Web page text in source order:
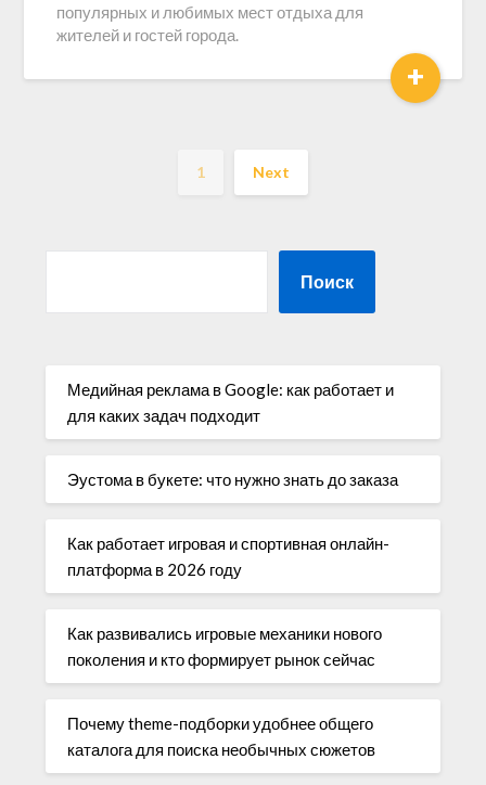
популярных и любимых мест отдыха для
жителей и гостей города.
+
1 Next
Поиск
Медийная реклама в Google: как работает и
для каких задач подходит
Эустома в букете: что нужно знать до заказа
Как работает игровая и спортивная онлайн-
платформа в 2026 году
Как развивались игровые механики нового
поколения и кто формирует рынок сейчас
Почему theme-подборки удобнее общего
каталога для поиска необычных сюжетов